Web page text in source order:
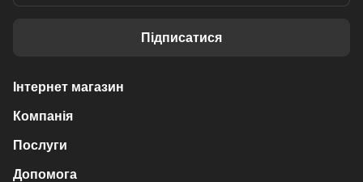
Підписатися
Інтернет магазин
Компанія
Послуги
Допомога